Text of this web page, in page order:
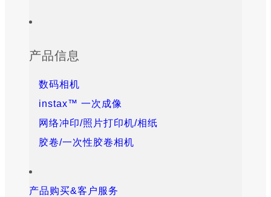
Footer
Sitemap
产品信息
数码相机
instax™ 一次成像
网络冲印/照片打印机/相纸
胶卷/一次性胶卷相机
产品购买&客户服务